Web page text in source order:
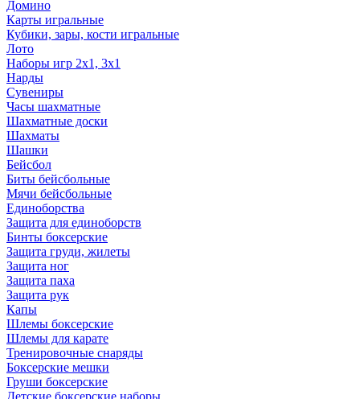
Домино
Карты игральные
Кубики, зары, кости игральные
Лото
Наборы игр 2х1, 3х1
Нарды
Сувениры
Часы шахматные
Шахматные доски
Шахматы
Шашки
Бейсбол
Биты бейсбольные
Мячи бейсбольные
Единоборства
Защита для единоборств
Бинты боксерские
Защита груди, жилеты
Защита ног
Защита паха
Защита рук
Капы
Шлемы боксерские
Шлемы для карате
Тренировочные снаряды
Боксерские мешки
Груши боксерские
Детские боксерские наборы